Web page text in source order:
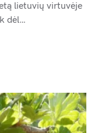
lietuvių virtuvėje
dėl…